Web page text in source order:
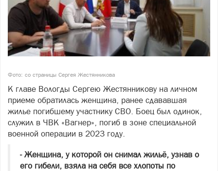
Фото: со страницы Сергея Жестянникова
К главе Вологды Сергею Жестянникову на личном
приеме обратилась женщина, ранее сдававшая
жилье погибшему участнику СВО. Боец был одинок,
служил в ЧВК «Вагнер», погиб в зоне специальной
военной операции в 2023 году.
- Женщина, у которой он снимал жильё, узнав о
его гибели, взяла на себя все хлопоты по